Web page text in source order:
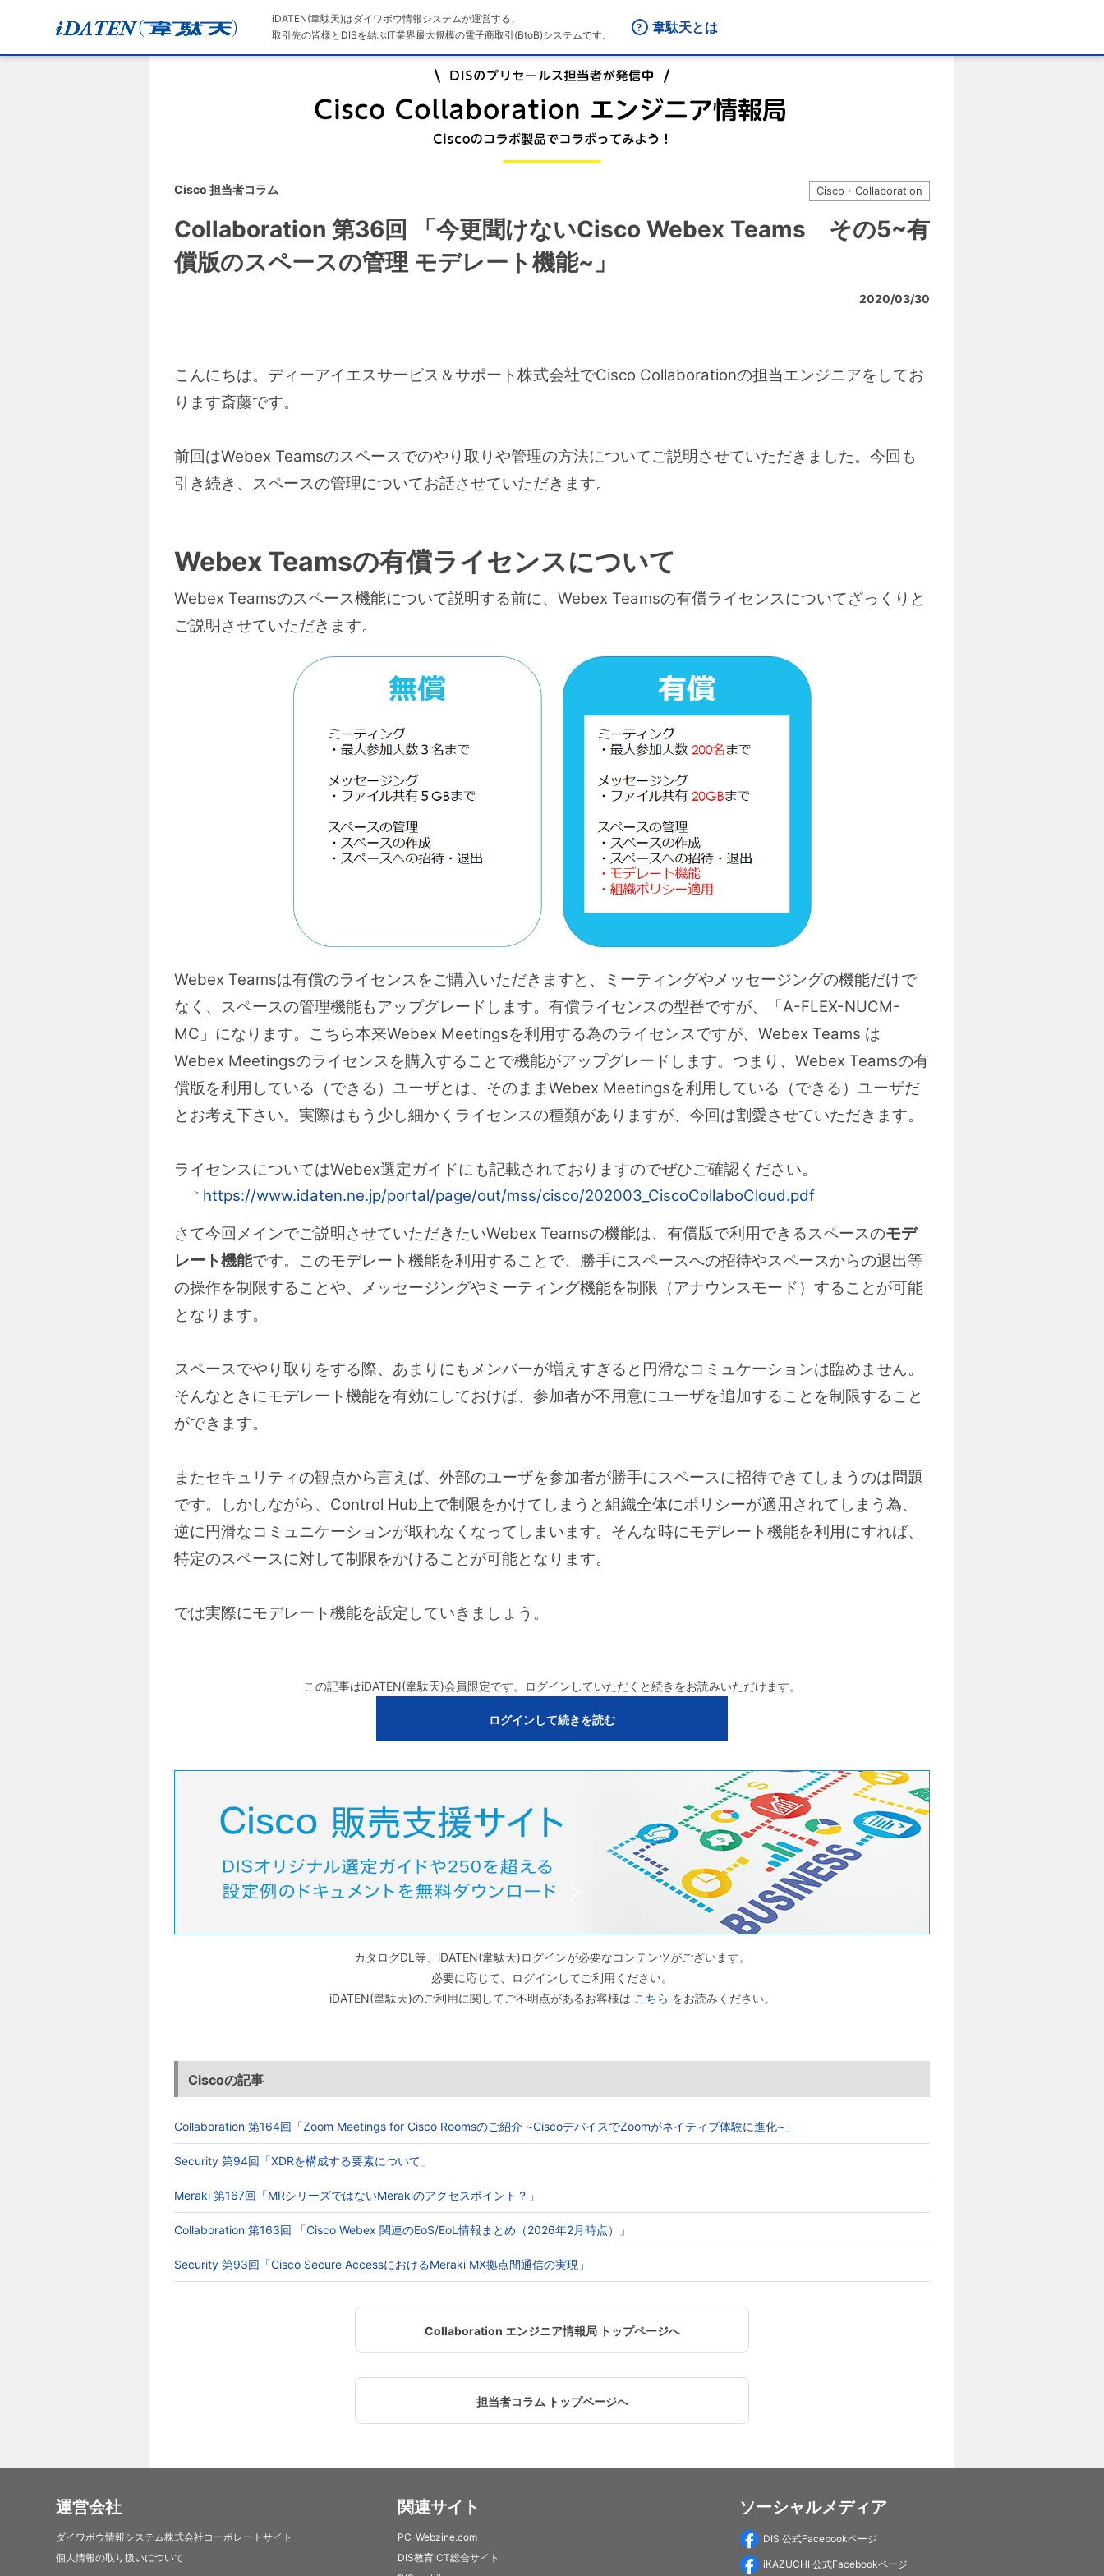
iDATEN(韋駄天)はダイワボウ情報システムが運営する、
取引先の皆様とDISを結ぶIT業界最大規模の電子商取引(BtoB)システムです。
韋駄天とは
Cisco 担当者コラム Cisco・Collaboration
Collaboration 第36回 「今更聞けないCisco Webex Teams その5~有
償版のスペースの管理 モデレート機能~」
2020/03/30
こんにちは。ディーアイエスサービス＆サポート株式会社でCisco Collaborationの担当エンジニアをしてお
ります斎藤です。
前回はWebex Teamsのスペースでのやり取りや管理の方法についてご説明させていただきました。今回も
引き続き、スペースの管理についてお話させていただきます。
Webex Teamsの有償ライセンスについて
Webex Teamsのスペース機能について説明する前に、Webex Teamsの有償ライセンスについてざっくりと
ご説明させていただきます。
Webex Teamsは有償のライセンスをご購入いただきますと、ミーティングやメッセージングの機能だけで
なく、スペースの管理機能もアップグレードします。有償ライセンスの型番ですが、「A-FLEX-NUCM-
MC」になります。こちら本来Webex Meetingsを利用する為のライセンスですが、Webex Teams は
Webex Meetingsのライセンスを購入することで機能がアップグレードします。つまり、Webex Teamsの有
償版を利用している（できる）ユーザとは、そのままWebex Meetingsを利用している（できる）ユーザだ
とお考え下さい。実際はもう少し細かくライセンスの種類がありますが、今回は割愛させていただきます。
ライセンスについてはWebex選定ガイドにも記載されておりますのでぜひご確認ください。
https://www.idaten.ne.jp/portal/page/out/mss/cisco/202003_CiscoCollaboCloud.pdf
さて今回メインでご説明させていただきたいWebex Teamsの機能は、有償版で利用できるスペースのモデ
レート機能です。このモデレート機能を利用することで、勝手にスペースへの招待やスペースからの退出等
の操作を制限することや、メッセージングやミーティング機能を制限（アナウンスモード）することが可能
となります。
スペースでやり取りをする際、あまりにもメンバーが増えすぎると円滑なコミュケーションは臨めません。
そんなときにモデレート機能を有効にしておけば、参加者が不用意にユーザを追加することを制限すること
ができます。
またセキュリティの観点から言えば、外部のユーザを参加者が勝手にスペースに招待できてしまうのは問題
です。しかしながら、Control Hub上で制限をかけてしまうと組織全体にポリシーが適用されてしまう為、
逆に円滑なコミュニケーションが取れなくなってしまいます。そんな時にモデレート機能を利用にすれば、
特定のスペースに対して制限をかけることが可能となります。
では実際にモデレート機能を設定していきましょう。
この記事はiDATEN(韋駄天)会員限定です。ログインしていただくと続きをお読みいただけます。
ログインして続きを読む
カタログDL等、iDATEN(韋駄天)ログインが必要なコンテンツがございます。
必要に応じて、ログインしてご利用ください。
iDATEN(韋駄天)のご利用に関してご不明点があるお客様は こちら をお読みください。
Ciscoの記事
Collaboration 第164回「Zoom Meetings for Cisco Roomsのご紹介 ~CiscoデバイスでZoomがネイティブ体験に進化~」
Security 第94回「XDRを構成する要素について」
Meraki 第167回「MRシリーズではないMerakiのアクセスポイント？」
Collaboration 第163回 「Cisco Webex 関連のEoS/EoL情報まとめ（2026年2月時点）」
Security 第93回「Cisco Secure AccessにおけるMeraki MX拠点間通信の実現」
Collaboration エンジニア情報局 トップページへ
担当者コラム トップページへ
運営会社
ダイワボウ情報システム株式会社コーポレートサイト
個人情報の取り扱いについて
関連サイト
PC-Webzine.com
DIS教育ICT総合サイト
ソーシャルメディア
DIS 公式Facebookページ
iKAZUCHI 公式Facebookページ